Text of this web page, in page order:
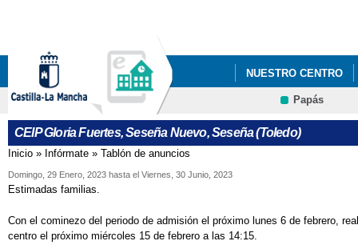
NUESTRO CENTRO
Papás
CEIP Gloria Fuertes, Seseña Nuevo, Seseña (Toledo)
Se encuentra usted aquí
Inicio » Infórmate » Tablón de anuncios
Domingo, 29 Enero, 2023 hasta el Viernes, 30 Junio, 2023
Estimadas familias.
Con el cominezo del periodo de admisión el próximo lunes 6 de febrero,
centro el próximo miércoles 15 de febrero a las 14:15.